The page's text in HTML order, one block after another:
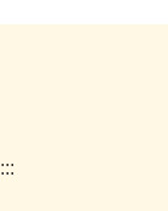
:::